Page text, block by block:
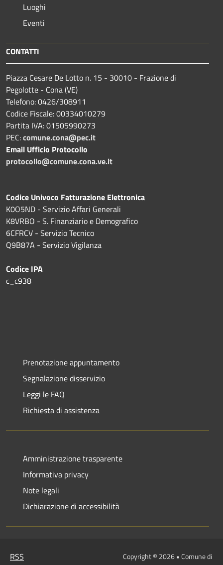
Luoghi
Eventi
CONTATTI
Piazza Cesare De Lotto n. 15 - 30010 - Frazione di
Pegolotte - Cona (VE)
Telefono: 0426/308911
Codice Fiscale: 00334010279
Partita IVA: 01505990273
PEC:comune.cona@pec.it
Email Ufficio Protocollo
protocollo@comune.cona.ve.it
Codice Univoco Fatturazione Elettronica
K0O5ND - Servizio Affari Generali
K8VRBO - S. Finanziario e Demografico
6CFRCV - Servizio Tecnico
Q9B87A - Servizio Vigilanza
Codice IPA
c_c938
Prenotazione appuntamento
Segnalazione disservizio
Leggi le FAQ
Richiesta di assistenza
Amministrazione trasparente
Informativa privacy
Note legali
Dichiarazione di accessibilità
RSS
Copyright © 2026 • Comune di